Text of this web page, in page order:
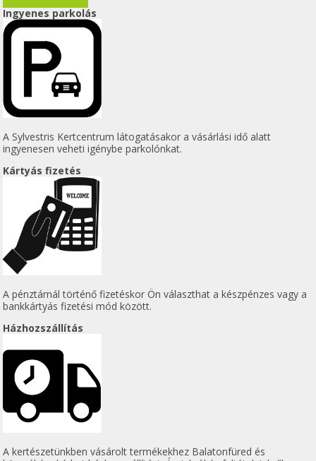
Ingyenes parkolás
A Sylvestris Kertcentrum látogatásakor a vásárlási idő alatt
ingyenesen veheti igénybe parkolónkat.
Kártyás fizetés
A pénztárnál történő fizetéskor Ön választhat a készpénzes vagy a
bankkártyás fizetési mód között.
Házhozszállítás
A kertészetünkben vásárolt termékekhez Balatonfüred és